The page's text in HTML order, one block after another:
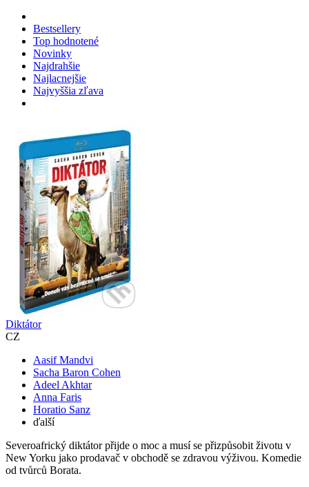
Bestsellery
Top hodnotené
Novinky
Najdrahšie
Najlacnejšie
Najvyššia zľava
Diktátor
CZ
Aasif Mandvi
Sacha Baron Cohen
Adeel Akhtar
Anna Faris
Horatio Sanz
ďalší
Severoafrický diktátor přijde o moc a musí se přizpůsobit životu v
New Yorku jako prodavač v obchodě se zdravou výživou. Komedie
od tvůrců Borata.